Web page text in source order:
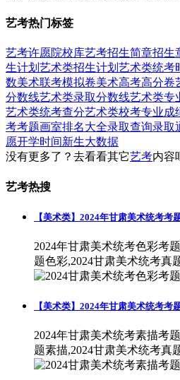
艺考热门标签
艺考许愿院校库艺考招生简章招生
生计划 艺术类招生计划 艺术类统考
数美术联考模拟卷美术高考高分卷
分数线艺术类录取分数线艺术类专
艺术类统考查分艺术类校考专业成
考考题画室排名大全录取查询录取
愿开学时间新生大数据
没有更多了？去看看其它艺考内容
艺考热搜
【美术类】2024年甘肃美术统考考
2024年甘肃美术统考色彩考
题色彩,2024甘肃美术统考真
【美术类】2024年甘肃美术统考考
2024年甘肃美术统考素描考
题素描,2024甘肃美术统考真